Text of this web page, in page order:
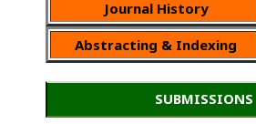
Journal History
Abstracting & Indexing
SUBMISSIONS